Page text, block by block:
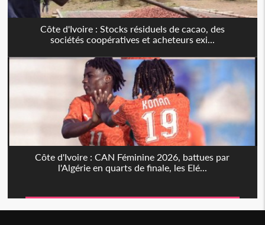
Côte d'Ivoire : Stocks résiduels de cacao, des
sociétés coopératives et acheteurs exi...
Côte d'Ivoire : CAN Féminine 2026, battues par
l'Algérie en quarts de finale, les Elé...